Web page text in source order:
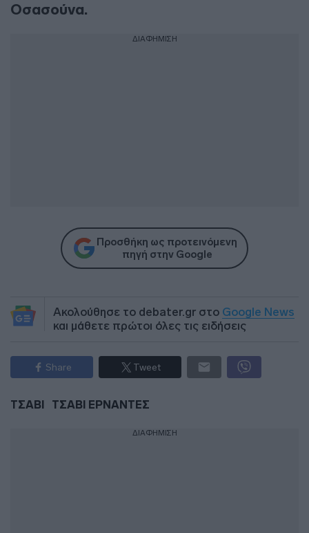
Οσασούνα.
ΔΙΑΦΗΜΙΣΗ
Προσθήκη ως προτεινόμενη
πηγή στην Google
Ακολούθησε το debater.gr στο Google News
και μάθετε πρώτοι όλες τις ειδήσεις
Share Tweet
ΤΣΑΒΙ ΤΣΑΒΙ ΕΡΝΑΝΤΕΣ
ΔΙΑΦΗΜΙΣΗ